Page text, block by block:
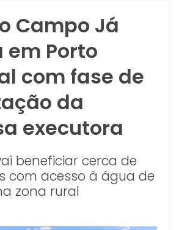
Campo Já
Porto
com fase de
da
executora
beneficiar cerca de
com acesso à água de
zona rural